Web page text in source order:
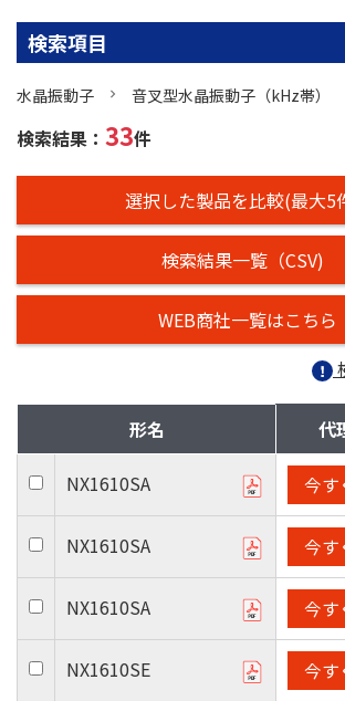
検索項目
水晶振動子 音叉型水晶振動子（kHz帯）
検索結果： 33件
選択した製品を比較(最大5
検索結果一覧（CSV)
WEB商社一覧はこちら
形名 代
NX1610SA 今す
NX1610SA 今す
NX1610SA 今す
NX1610SE 今す